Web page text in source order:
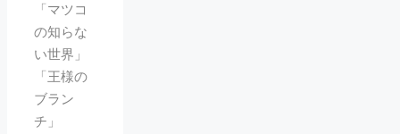
「マツコ
の知らな
い世界」
「王様の
ブラン
チ」